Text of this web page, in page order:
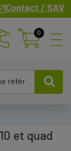
Contact / SAV
0
et quad